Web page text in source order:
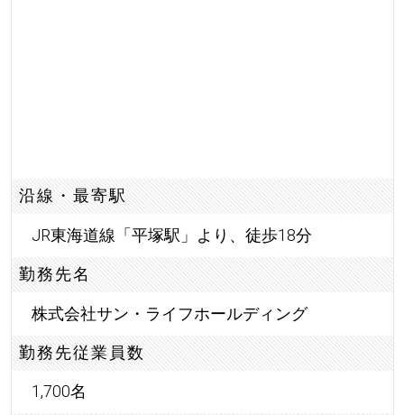
沿線・最寄駅
JR東海道線「平塚駅」より、徒歩18分
勤務先名
株式会社サン・ライフホールディング
勤務先従業員数
1,700名